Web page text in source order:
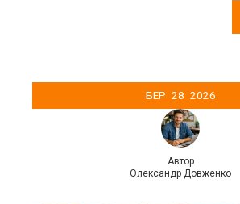
БЕР 28 2026
Автор
Олександр Довженко